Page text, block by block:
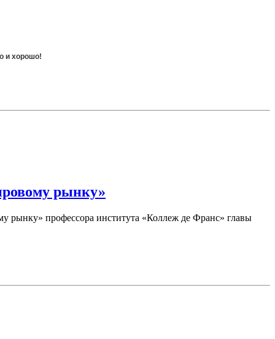
и хорошо!
рынку»
профессора института «Коллеж де Франс» главы